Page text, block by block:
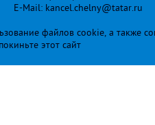
E-Mail: kancel.chelny@tatar.ru
файлов cookie, а также
этот сайт